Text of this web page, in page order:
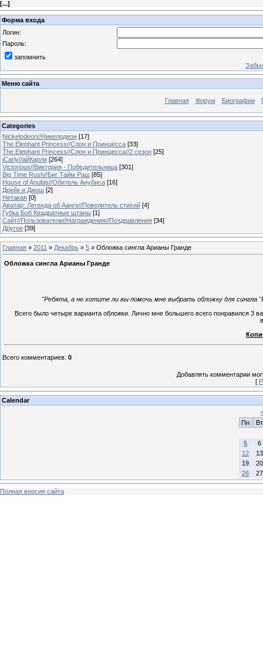
[...]
Форма входа
Логин:
Пароль:
запомнить
Меню сайта
Главная Форум Биографии
Categories
Nickelodeon//Никелодеон [17]
The Elephant Princess//Слон и Принцесса [33]
The Elephant Princess//Слон и Принцесса//2 сезон [25]
iCarly//айКарли [264]
Victorious//Виктория - Победительница [301]
Big Time Rush//Биг Тайм Раш [85]
House of Anubis//Обитель Анубиса [16]
Дрейк и Джош [2]
Нетакая [0]
Аватар: Легенда об Аанге//Повелитель стихий [4]
Губка Боб Квадратные штаны [1]
Сайт//Пользователи//Награждения//Поздравления [34]
Другое [39]
Главная » 2011 » Декабрь » 5 » Обложка сингла Арианы Гранде
Обложка сингла Арианы Гранде
"Ребята, а не хотите ли вы помочь мне выбрать обложку для сингла
Всего было четыре варианта обложки. Лично мне большего всего понравился 3
Всего комментариев: 0
Добавлять комментарии
[
Calendar
Пн
Вт
5
6
12
13
19
20
26
27
Полная версия сайта